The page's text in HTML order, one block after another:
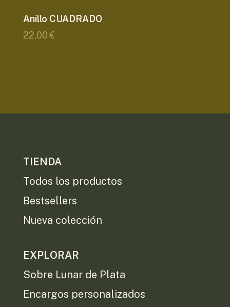
Anillo CUADRADO
22,00€
TIENDA
Todos los productos
Bestsellers
Nueva colección
EXPLORAR
Sobre Lunar de Plata
Encargos personalizados